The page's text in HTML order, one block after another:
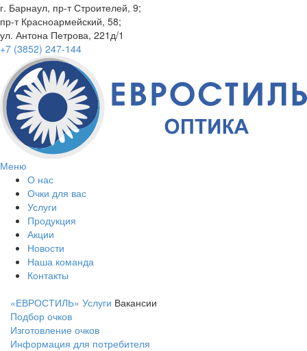
г. Барнаул, пр-т Строителей, 9;
пр-т Красноармейский, 58;
ул. Антона Петрова, 221д/1
+7 (3852) 247-144
Меню
О нас
Очки для вас
Услуги
Продукция
Акции
Новости
Наша команда
Контакты
«ЕВРОСТИЛЬ» Услуги Вакансии
Подбор очков
Изготовление очков
Информация для потребителя